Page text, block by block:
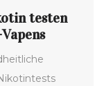
testen